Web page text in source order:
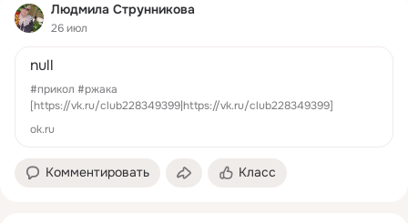
Людмила Струнникова
26 июл
null
#прикол #ржака
[https://vk.ru/club228349399|https://vk.ru/club228349399]
ok.ru
Комментировать Класс